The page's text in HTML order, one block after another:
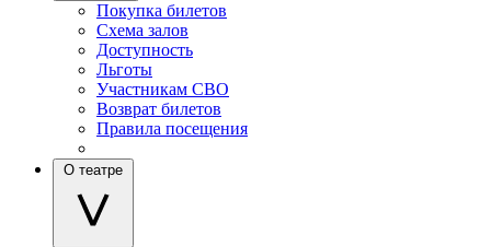
Покупка билетов
Схема залов
Доступность
Льготы
Участникам СВО
Возврат билетов
Правила посещения
О театре